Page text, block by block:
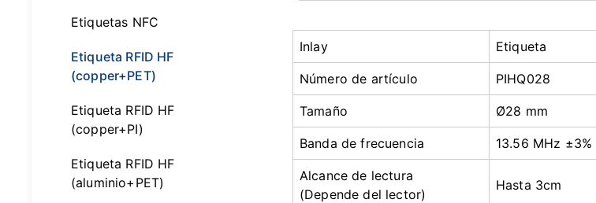
Etiquetas NFC
Etiqueta RFID HF
(copper+PET)
Etiqueta RFID HF
(copper+PI)
Etiqueta RFID HF
(aluminio+PET)
Inlay Etiqueta
Número de artículo PIHQ028
Tamaño Ø28 mm
Banda de frecuencia 13.56 MHz ±3%
Alcance de lectura
(Depende del lector)
Hasta 3cm